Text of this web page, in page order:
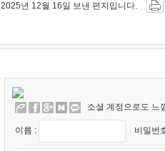
2025년 12월 16일 보낸 편지입니다.
소셜 계정으로도 느
이름 : 비밀번